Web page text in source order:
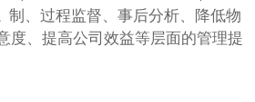
制、过程监督、事后分析、降低物
度、提高公司效益等层面的管理提